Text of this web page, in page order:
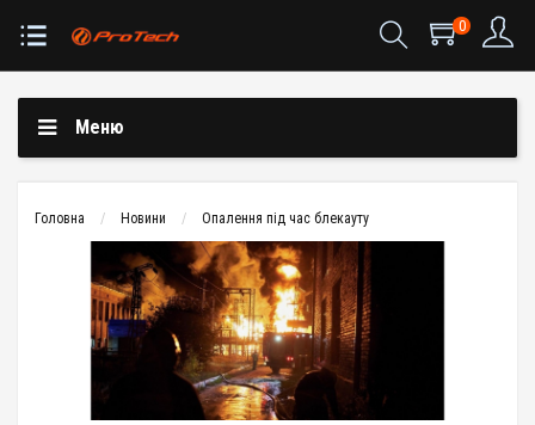
0
Меню
Головна Новини Опалення під час блекауту